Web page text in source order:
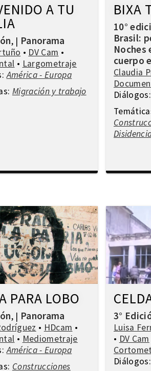
A TU
, | Panorama
• DV Cam •
• Largometraje
América - Europa
Migración y trabajo
BIXA
10°
Brasil:
Noches
cuerpo
Claudia
PARA LOBO
, | Panorama
• HDcam •
• Mediometraje
América - Europa
Construcciones
3°
Luisa
• DV Cam